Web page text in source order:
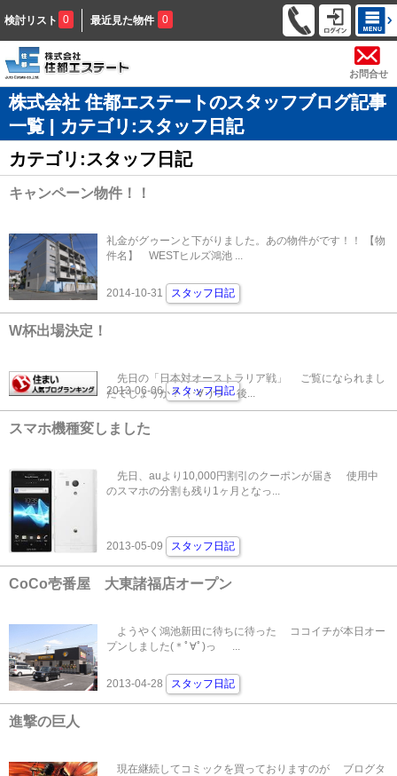
検討リスト 0 最近見た物件 0
お問合せ
株式会社 住都エステートのスタッフブログ記事
一覧 | カテゴリ:スタッフ日記
カテゴリ:スタッフ日記
キャンペーン物件！！
礼金がグゥーンと下がりました。あの物件がです！！ 【物
件名】 WESTヒルズ鴻池 ...
2014-10-31 スタッフ日記
W杯出場決定！
先日の「日本対オーストラリア戦」 ご覧になられまし
たでしょうか？（･∀･)つ 後...
2013-06-06 スタッフ日記
スマホ機種変しました
先日、auより10,000円割引のクーポンが届き 使用中
のスマホの分割も残り1ヶ月となっ...
2013-05-09 スタッフ日記
CoCo壱番屋 大東諸福店オープン
ようやく鴻池新田に待ちに待った ココイチが本日オー
2013-04-28 スタッフ日記
進撃の巨人
現在継続してコミックを買っておりますのが ブログタ